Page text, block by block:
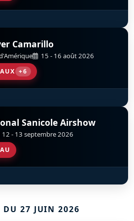
D
Camarillo
15 - 16 août 2026
+6
D
D
Mustang Bunny D
Spitfire FR Mk XIV D
D
5 Texan D
Sanicole Airshow
12 - 13 septembre 2026
D
DU 27 JUIN 2026